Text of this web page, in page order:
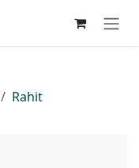
Rahit